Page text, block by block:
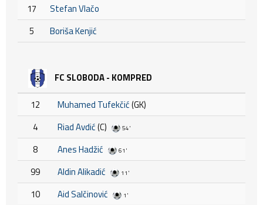
17
Stefan Vlačo
5
Boriša Kenjić
FC SLOBODA - KOMPRED
12 Muhamed Tufekčić(GK)
4
Riad Avdić(C) 54'
8 Anes Hadžić 61'
99 Aldin Alikadić 11'
10 Aid Salčinović 1'